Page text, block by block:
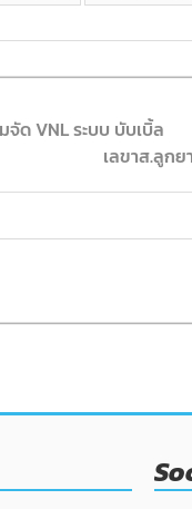
ด VNL ระบบ บับเบิ้ล
เลขาส.ลูกย